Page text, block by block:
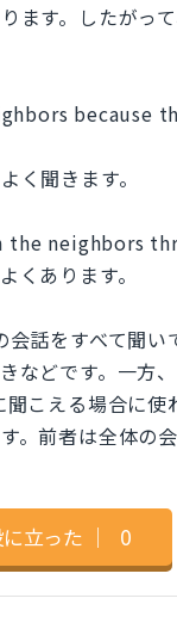
ます。したがっ
because
く聞きます。
neighbors
くあります。
話をすべて聞い
などです。一
こえる場合に使
。前者は全体の
立った ｜ 0